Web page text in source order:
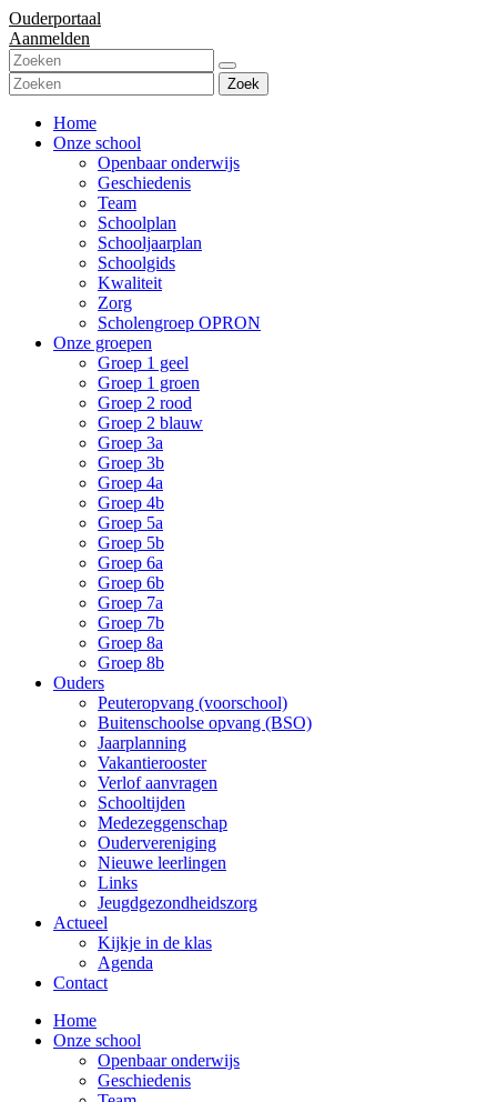
Ouderportaal
Aanmelden
Zoek
Home
Onze school
Openbaar onderwijs
Geschiedenis
Team
Schoolplan
Schooljaarplan
Schoolgids
Kwaliteit
Zorg
Scholengroep OPRON
Onze groepen
Groep 1 geel
Groep 1 groen
Groep 2 rood
Groep 2 blauw
Groep 3a
Groep 3b
Groep 4a
Groep 4b
Groep 5a
Groep 5b
Groep 6a
Groep 6b
Groep 7a
Groep 7b
Groep 8a
Groep 8b
Ouders
Peuteropvang (voorschool)
Buitenschoolse opvang (BSO)
Jaarplanning
Vakantierooster
Verlof aanvragen
Schooltijden
Medezeggenschap
Oudervereniging
Nieuwe leerlingen
Links
Jeugdgezondheidszorg
Actueel
Kijkje in de klas
Agenda
Contact
Home
Onze school
Openbaar onderwijs
Geschiedenis